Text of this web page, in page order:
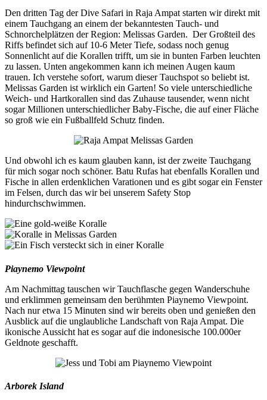
Den dritten Tag der Dive Safari in Raja Ampat starten wir direkt mit
einem Tauchgang an einem der bekanntesten Tauch- und
Schnorchelplätzen der Region: Melissas Garden. Der Großteil des
Riffs befindet sich auf 10-6 Meter Tiefe, sodass noch genug
Sonnenlicht auf die Korallen trifft, um sie in bunten Farben leuchten
zu lassen. Unten angekommen kann ich meinen Augen kaum
trauen. Ich verstehe sofort, warum dieser Tauchspot so beliebt ist.
Melissas Garden ist wirklich ein Garten! So viele unterschiedliche
Weich- und Hartkorallen sind das Zuhause tausender, wenn nicht
sogar Millionen unterschiedlicher Baby-Fische, die auf einer Fläche
so groß wie ein Fußballfeld Schutz finden.
Und obwohl ich es kaum glauben kann, ist der zweite Tauchgang
für mich sogar noch schöner. Batu Rufas hat ebenfalls Korallen und
Fische in allen erdenklichen Varationen und es gibt sogar ein Fenster
im Felsen, durch das wir bei unserem Safety Stop
hindurchschwimmen.
Piaynemo Viewpoint
Am Nachmittag tauschen wir Tauchflasche gegen Wanderschuhe
und erklimmen gemeinsam den berühmten Piaynemo Viewpoint.
Nach nur etwa 15 Minuten sind wir bereits oben und genießen den
Ausblick auf die unglaubliche Landschaft von Raja Ampat. Die
ikonische Aussicht hat es sogar auf die indonesische 100.000er
Geldnote geschafft.
Arborek Island